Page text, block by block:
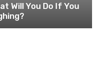
Will You Do If You